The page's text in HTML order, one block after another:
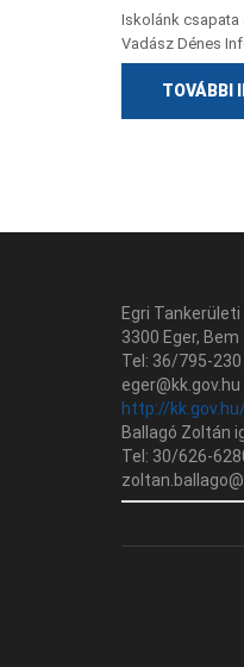
Iskolánk csapata
Vadász Dénes
TOVÁBBI
Egri
3300 Eger, Bem
Tel: 36/795-230
eger@kk.gov.hu
http://
Ballagó Zoltán
Tel: 30/626-